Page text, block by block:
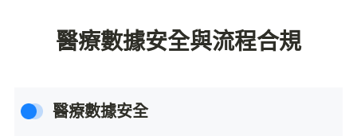
醫療數據安全與流程合規
醫療數據安全